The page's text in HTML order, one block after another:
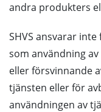
andra produkters
SHVS ansvarar
som användning
eller försvinnande
tjänsten eller för
användningen av